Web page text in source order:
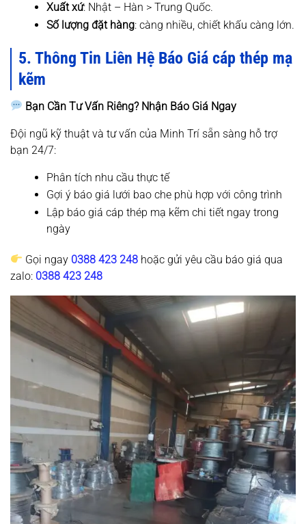
Xuất xứ: Nhật – Hàn > Trung Quốc.
Số lượng đặt hàng: càng nhiều, chiết khấu càng lớn.
5. Thông Tin Liên Hệ Báo Giá cáp thép mạ
kẽm
Bạn Cần Tư Vấn Riêng? Nhận Báo Giá Ngay
Đội ngũ kỹ thuật và tư vấn của Minh Trí sẵn sàng hỗ trợ
bạn 24/7:
Phân tích nhu cầu thực tế
Gợi ý báo giá lưới bao che phù hợp với công trình
Lập báo giá cáp thép mạ kẽm chi tiết ngay trong
ngày
Gọi ngay 0388 423 248 hoặc gửi yêu cầu báo giá qua
zalo: 0388 423 248